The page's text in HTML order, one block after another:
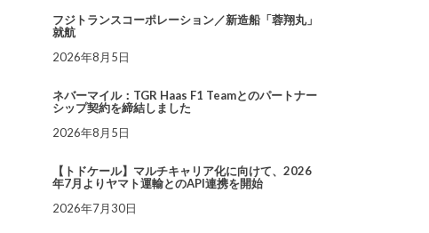
フジトランスコーポレーション／新造船「蓉翔丸」
就航
2026年8月5日
ネバーマイル：TGR Haas F1 Teamとのパートナー
シップ契約を締結しました
2026年8月5日
【トドケール】マルチキャリア化に向けて、2026
年7月よりヤマト運輸とのAPI連携を開始
2026年7月30日